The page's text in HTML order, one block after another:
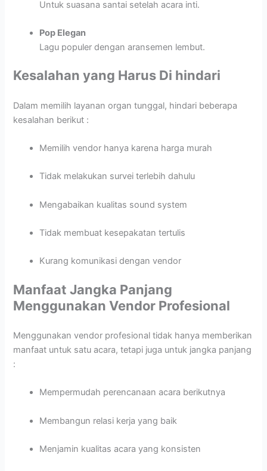
Untuk suasana santai setelah acara inti.
Pop Elegan
Lagu populer dengan aransemen lembut.
Kesalahan yang Harus Di hindari
Dalam memilih layanan organ tunggal, hindari beberapa
kesalahan berikut :
Memilih vendor hanya karena harga murah
Tidak melakukan survei terlebih dahulu
Mengabaikan kualitas sound system
Tidak membuat kesepakatan tertulis
Kurang komunikasi dengan vendor
Manfaat Jangka Panjang
Menggunakan Vendor Profesional
Menggunakan vendor profesional tidak hanya memberikan
manfaat untuk satu acara, tetapi juga untuk jangka panjang
:
Mempermudah perencanaan acara berikutnya
Membangun relasi kerja yang baik
Menjamin kualitas acara yang konsisten